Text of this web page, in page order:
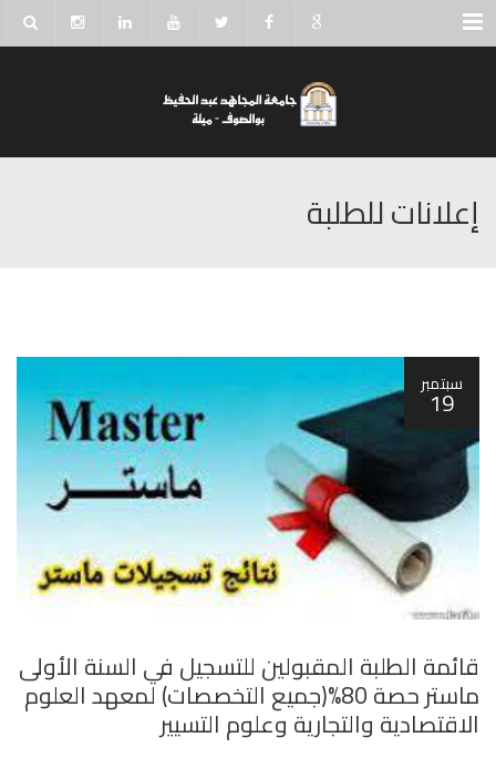
Menu
إعلانات للطلبة
سبتمبر
19
قائمة الطلبة المقبولين للتسجيل في السنة الأولى
ماستر حصة 80%(جميع التخصصات) لمعهد العلوم
الاقتصادية والتجارية وعلوم التسيير